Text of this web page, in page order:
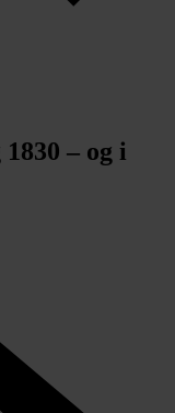
– og i